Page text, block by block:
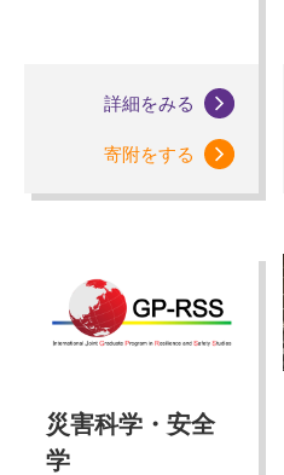
詳細をみる
寄附をする
災害科学・安全
学